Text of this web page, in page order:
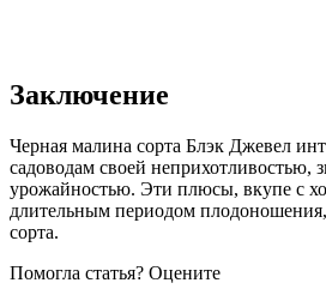
Заключение
Черная малина сорта Блэк Джевел
садоводам своей неприхотливостью,
урожайностью. Эти плюсы, вкупе с
длительным периодом
сорта.
Помогла статья? Оцените